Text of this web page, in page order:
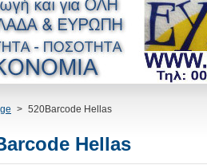
> 520Barcode Hellas
Hellas